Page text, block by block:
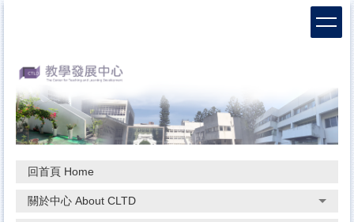
容
區
回首頁 Home
關於中心 About CLTD